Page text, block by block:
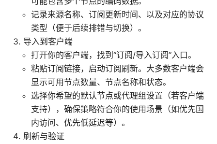
记录来源名称、订阅更新时间、以及对应的协议
类型（便于后续排错与切换）。
导入到客户端
打开你的客户端，找到“订阅/导入订阅”入口。
粘贴订阅链接，启动订阅刷新。大多数客户端会
显示可用节点数量、节点名称和状态。
选择你希望的默认节点或代理组设置（若客户端
支持），确保策略符合你的使用场景（如优先国
内访问、优先低延迟等）。
刷新与验证